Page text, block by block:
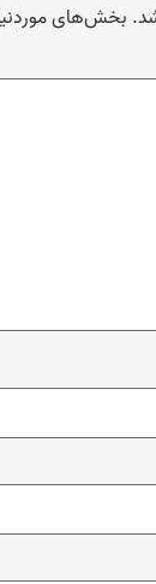
بخش‌های